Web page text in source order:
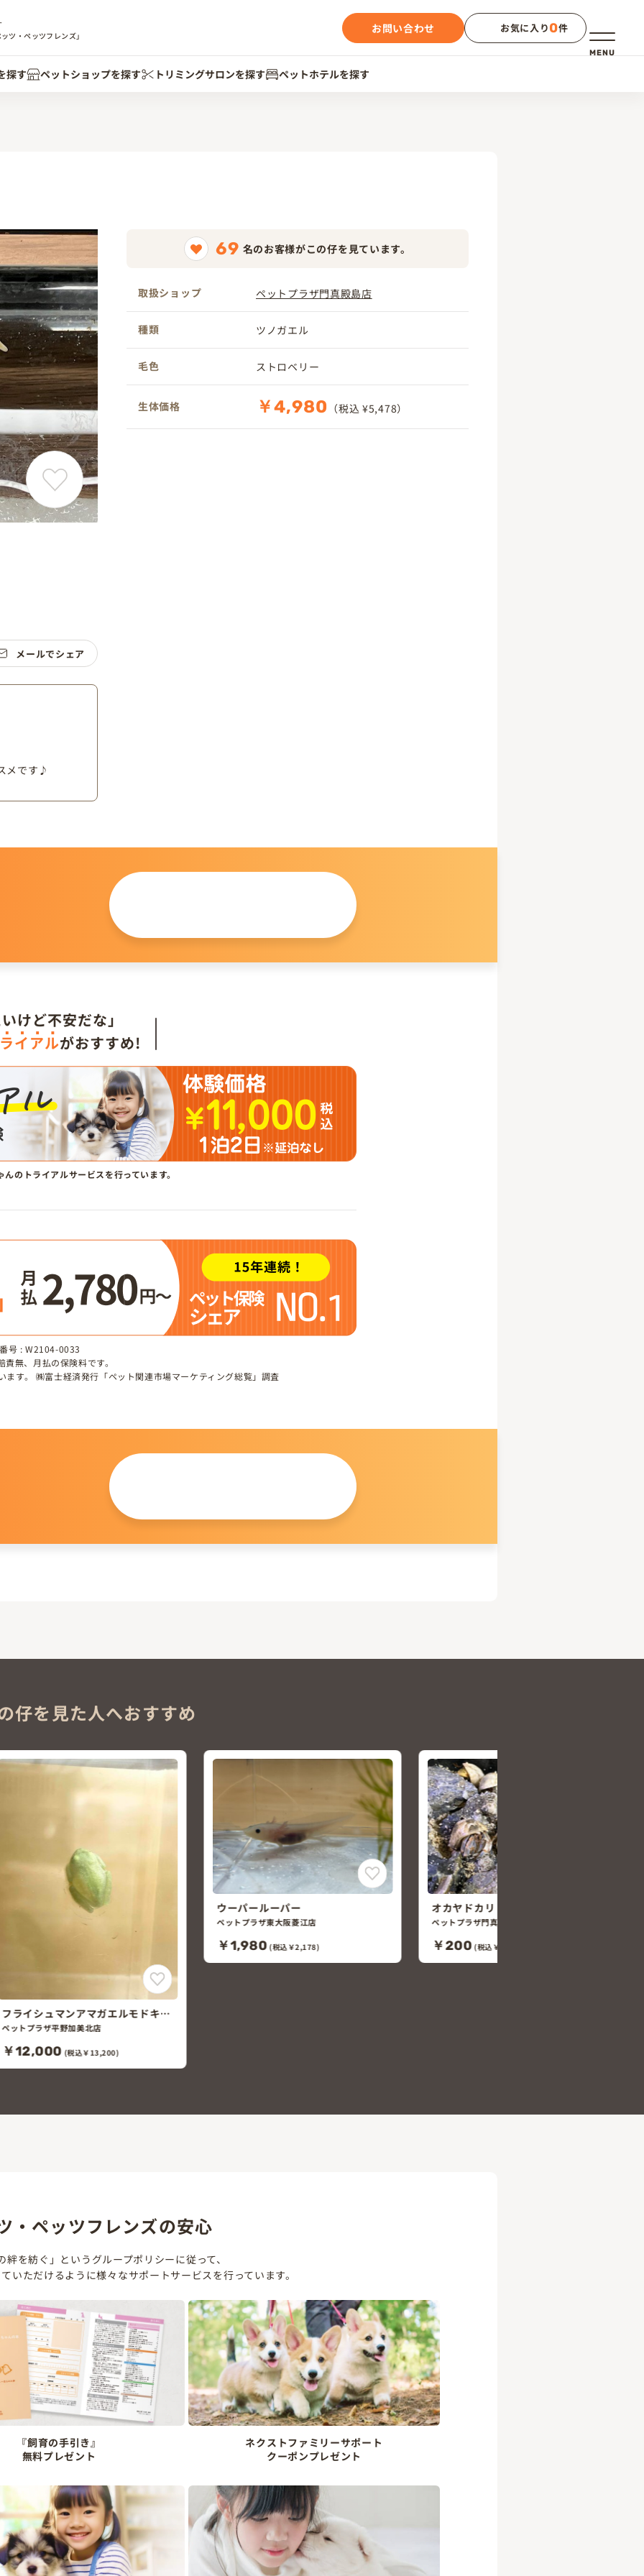
メニュー
MENU
ツ・ペッツフレンズ」
お問い合わせ お気に入り0件
探す ペットショップを探す トリミングサロンを探す ペットホテルを探す
69 名のお客様がこの仔を見ています。
取扱ショップ ペットプラザ門真殿島店
種類 ツノガエル
毛色 ストロベリー
生体価格 ￥4,980 （税込 ¥5,478）
メです♪
メールでシェア
けど不安だな」
イアルがおすすめ!
んのトライアルサービスを行っています。
号 : W2104-0033
無、月払の保険料です。
す。 ㈱富士経済発行「ペット関連市場マーケティング総覧」調査
仔を見た人へおすすめ
ウーパールーパー
ペットプラザ東大阪菱江店
オカヤドカリ
ペットプラザ門真殿島店
￥200 (税込￥220) クツアアメガエル
・ペッツフレンズの安心
を紡ぐ」というグループポリシーに従って、
いただけるように様々なサポートサービスを行っています。
『飼育の手引き』
無料プレゼント
ネクストファミリーサポート
クーポンプレゼント